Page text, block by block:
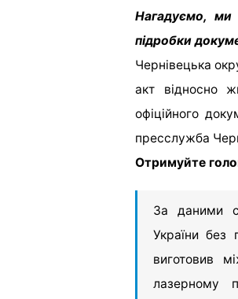
Нагадуємо, ми
підробки
Чернівецька
акт відносно
офіційного
пресслужба
Отримуйте
За даними
України без
виготовив
лазерному